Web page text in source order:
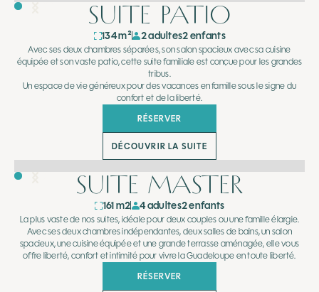
SUITE PATIO
134 m² 2 adultes2 enfants
Avec ses deux chambres séparées, son salon spacieux avec sa cuisine
équipée et son vaste patio, cette suite familiale est conçue pour les grandes
tribus.
Un espace de vie généreux pour des vacances en famille sous le signe du
confort et de la liberté.
RÉSERVER
DÉCOUVRIR LA SUITE
SUITE MASTER
161 m2 4 adultes2 enfants
La plus vaste de nos suites, idéale pour deux couples ou une famille élargie.
Avec ses deux chambres indépendantes, deux salles de bains, un salon
spacieux, une cuisine équipée et une grande terrasse aménagée, elle vous
offre liberté, confort et intimité pour vivre la Guadeloupe en toute liberté.
RÉSERVER